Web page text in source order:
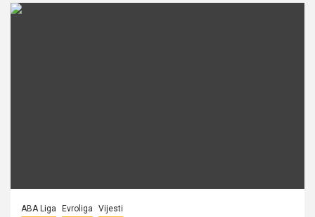
ABA Liga Evroliga Vijesti